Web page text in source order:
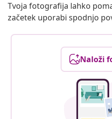
Tvoja fotografija lahko
začetek uporabi spodnjo
Naloži